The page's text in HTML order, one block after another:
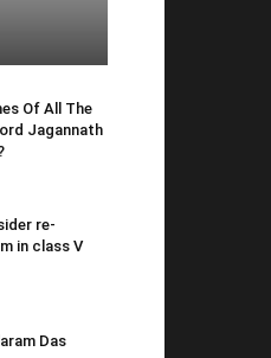
Of All The
Jagannath
re-
in class V
Das